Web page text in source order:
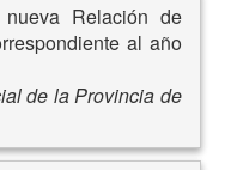
Relación de
al año
de la Provincia de